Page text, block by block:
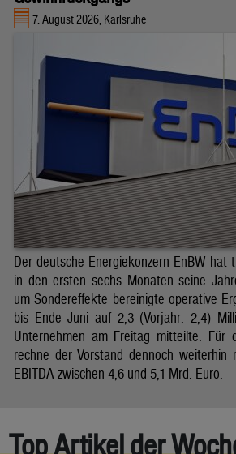
7. August 2026, Karlsruhe
Der deutsche Energiekonzern EnBW hat
in den ersten sechs Monaten seine
um Sondereffekte bereinigte operative
bis Ende Juni auf 2,3 (Vorjahr: 2,4)
Unternehmen am Freitag mitteilte. Für
rechne der Vorstand dennoch weiterhin
EBITDA zwischen 4,6 und 5,1 Mrd. Euro.
Top Artikel der